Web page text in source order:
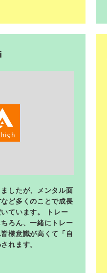
したが、メンタル面
ど多くのことで成長
ています。 トレー
ろん、一緒にトレー
様意識が高くて「自
れます。